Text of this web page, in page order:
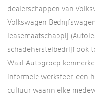
dealerschappen van
Volkswagen
leasemaatschappij
schadeherstelbedrijf ook
Waal Autogroep
informele werksfeer, een
cultuur waarin elke